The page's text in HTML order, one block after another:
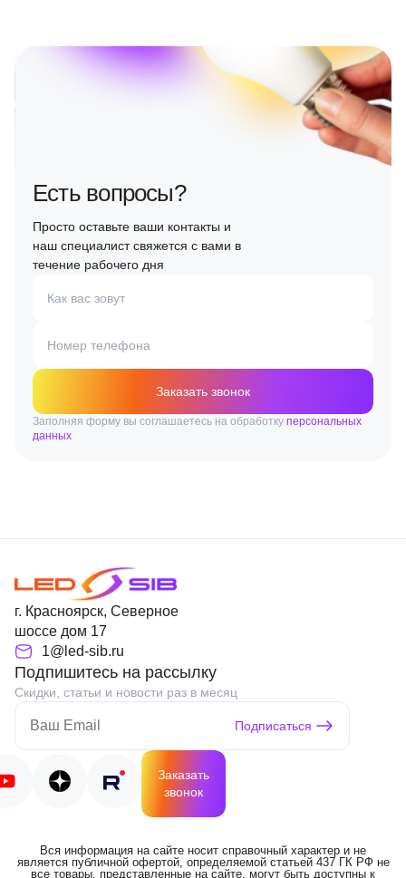
Есть вопросы?
Просто оставьте ваши контакты и
наш специалист свяжется с вами в
течение рабочего дня
Как вас зовут
Номер телефона
Заказать звонок
Заполняя форму вы соглашаетесь на обработку персональных
данных
г. Красноярск, Северное
шоссе дом 17
1@led-sib.ru
Подпишитесь на рассылку
Скидки, статьи и новости раз в месяц
Подписаться
Заказать
звонок
Вся информация на сайте носит справочный характер и не
является публичной офертой, определяемой статьей 437 ГК РФ не
все товары, представленные на сайте, могут быть доступны к